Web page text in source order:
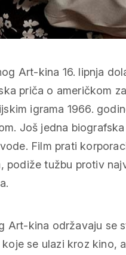
Art-kina 16. lipnja
priča o američkom
igrama 1966.
Još jedna
Film prati
podiže tužbu protiv
Art-kina održavaju se
koje se ulazi kroz kino,